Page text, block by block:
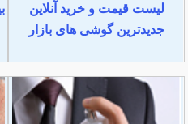
لیست قیمت و خرید آنلاین
جدیدترین گوشی های بازار